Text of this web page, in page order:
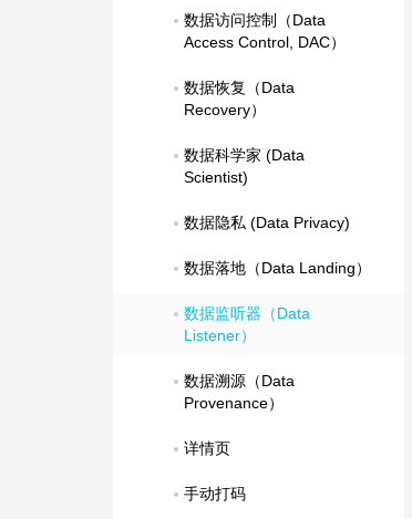
数据访问控制（Data
Access Control, DAC）
数据恢复（Data
Recovery）
数据科学家 (Data
Scientist)
数据隐私 (Data Privacy)
数据落地（Data Landing）
数据监听器（Data
Listener）
数据溯源（Data
Provenance）
详情页
手动打码